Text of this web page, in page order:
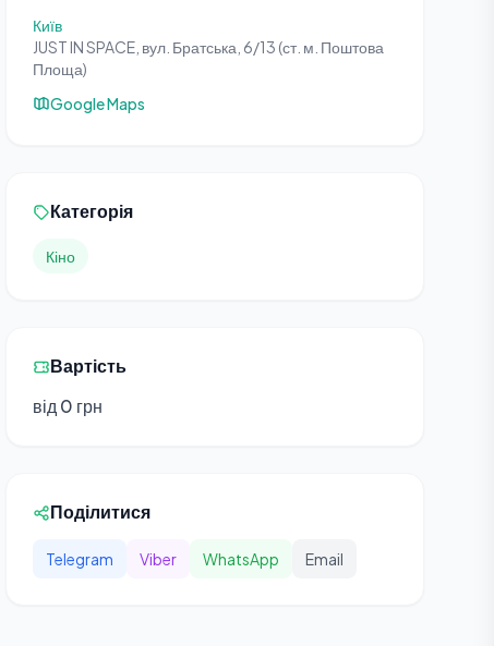
Київ
JUST IN SPACE, вул. Братська, 6/13 (ст. м. Поштова
Площа)
Google Maps
Категорія
Кіно
Вартість
від 0 грн
Поділитися
Telegram Viber WhatsApp Email